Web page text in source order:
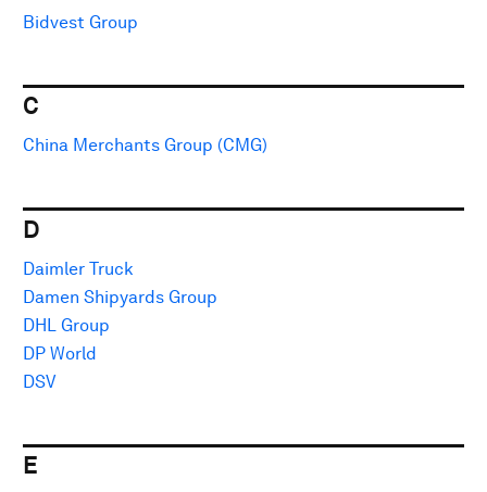
Bidvest Group
C
China Merchants Group (CMG)
D
Daimler Truck
Damen Shipyards Group
DHL Group
DP World
DSV
E